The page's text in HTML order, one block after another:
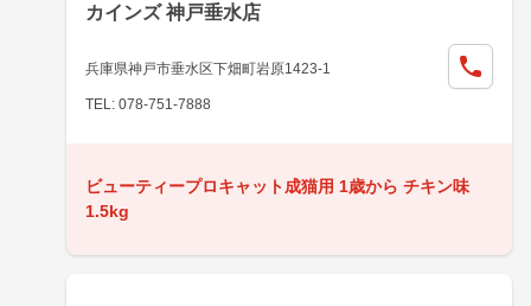
カインズ 神戸垂水店
兵庫県神戸市垂水区下畑町岩原1423-1
TEL: 078-751-7888
ビューティープロキャット成猫用 1歳から チキン味
1.5kg